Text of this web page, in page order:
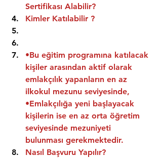
Sertifikası Alabilir?
Kimler Katılabilir ?
•Bu eğitim programına katılacak
kişiler arasından aktif olarak
emlakçılık yapanların en az
ilkokul mezunu seviyesinde,
•Emlakçılığa yeni başlayacak
kişilerin ise en az orta öğretim
seviyesinde mezuniyeti
bulunması gerekmektedir.
Nasıl Başvuru Yapılır?